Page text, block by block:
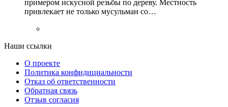
примером искусной резьбы по дереву. Местность
привлекает не только мусульман со…
Наши ссылки
О проекте
Политика конфидициальности
Отказ об ответственности
Обратная связь
Отзыв согласия